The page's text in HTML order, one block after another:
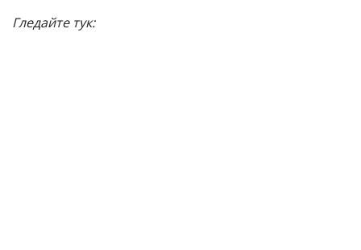
Гледайте тук: